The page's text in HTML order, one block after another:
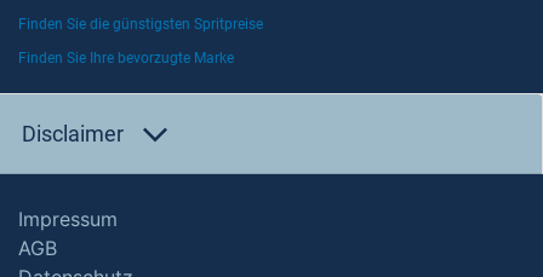
Finden Sie die günstigsten Spritpreise
Finden Sie Ihre bevorzugte Marke
Disclaimer
Impressum
AGB